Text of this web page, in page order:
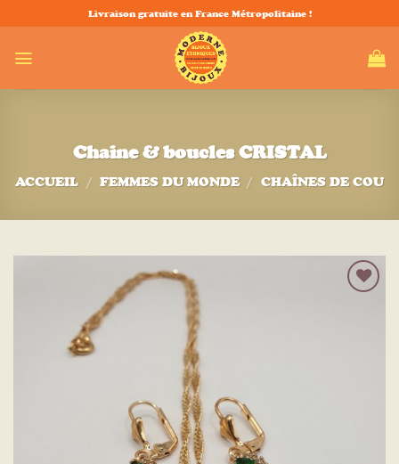
au
contenu
Livraison gratuite en France Métropolitaine !
Chaine & boucles CRISTAL
ACCUEIL / FEMMES DU MONDE / CHAÎNES DE COU